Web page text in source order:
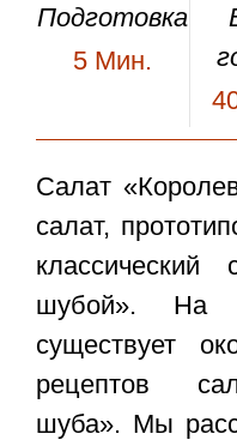
Подготовка
5 Мин.
Салат
салат,
шубой». На
существует
рецептов
шуба». Мы